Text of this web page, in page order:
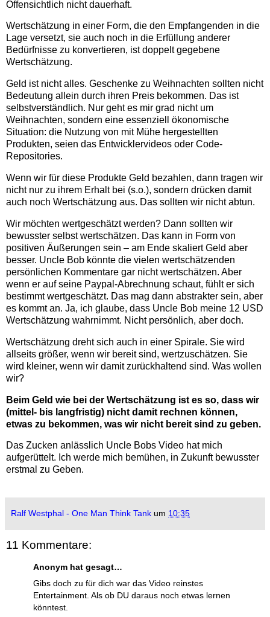
Offensichtlich nicht dauerhaft.
Wertschätzung in einer Form, die den Empfangenden in die
Lage versetzt, sie auch noch in die Erfüllung anderer
Bedürfnisse zu konvertieren, ist doppelt gegebene
Wertschätzung.
Geld ist nicht alles. Geschenke zu Weihnachten sollten nicht
Bedeutung allein durch ihren Preis bekommen. Das ist
selbstverständlich. Nur geht es mir grad nicht um
Weihnachten, sondern eine essenziell ökonomische
Situation: die Nutzung von mit Mühe hergestellten
Produkten, seien das Entwicklervideos oder Code-
Repositories.
Wenn wir für diese Produkte Geld bezahlen, dann tragen wir
nicht nur zu ihrem Erhalt bei (s.o.), sondern drücken damit
auch noch Wertschätzung aus. Das sollten wir nicht abtun.
Wir möchten wertgeschätzt werden? Dann sollten wir
bewusster selbst wertschätzen. Das kann in Form von
positiven Äußerungen sein – am Ende skaliert Geld aber
besser. Uncle Bob könnte die vielen wertschätzenden
persönlichen Kommentare gar nicht wertschätzen. Aber
wenn er auf seine Paypal-Abrechnung schaut, fühlt er sich
bestimmt wertgeschätzt. Das mag dann abstrakter sein, aber
es kommt an. Ja, ich glaube, dass Uncle Bob meine 12 USD
Wertschätzung wahrnimmt. Nicht persönlich, aber doch.
Wertschätzung dreht sich auch in einer Spirale. Sie wird
allseits größer, wenn wir bereit sind, wertzuschätzen. Sie
wird kleiner, wenn wir damit zurückhaltend sind. Was wollen
wir?
Beim Geld wie bei der Wertschätzung ist es so, dass wir
(mittel- bis langfristig) nicht damit rechnen können,
etwas zu bekommen, was wir nicht bereit sind zu geben.
Das Zucken anlässlich Uncle Bobs Video hat mich
aufgerüttelt. Ich werde mich bemühen, in Zukunft bewusster
erstmal zu Geben.
Ralf Westphal - One Man Think Tank um 10:35
11 Kommentare:
Anonym hat gesagt…
Gibs doch zu für dich war das Video reinstes
Entertainment. Als ob DU daraus noch etwas lernen
könntest.